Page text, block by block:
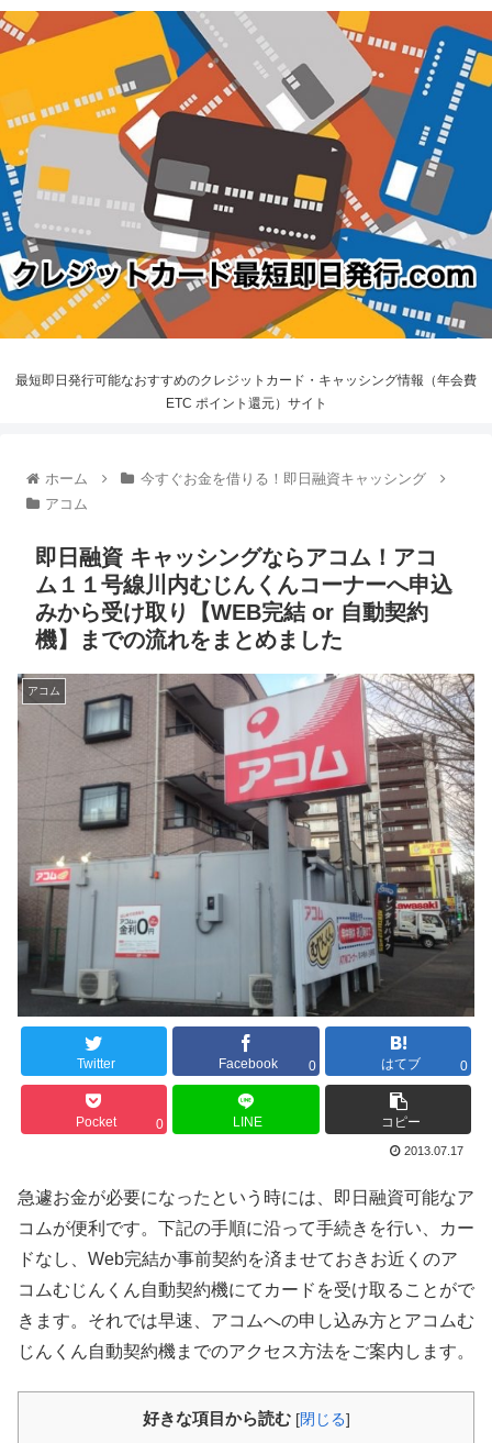
最短即日発行可能なおすすめのクレジットカード・キャッシング情報（年会費
ETC ポイント還元）サイト
ホーム
今すぐお金を借りる！即日融資キャッシング
アコム
即日融資 キャッシングならアコム！アコ
ム１１号線川内むじんくんコーナーへ申込
みから受け取り【WEB完結 or 自動契約
機】までの流れをまとめました
アコム
Twitter Facebook 0 はてブ 0
Pocket 0 LINE コピー
2013.07.17
急遽お金が必要になったという時には、即日融資可能なア
コムが便利です。下記の手順に沿って手続きを行い、カー
ドなし、Web完結か事前契約を済ませておきお近くのア
コムむじんくん自動契約機にてカードを受け取ることがで
きます。それでは早速、アコムへの申し込み方とアコムむ
じんくん自動契約機までのアクセス方法をご案内します。
好きな項目から読む [閉じる]